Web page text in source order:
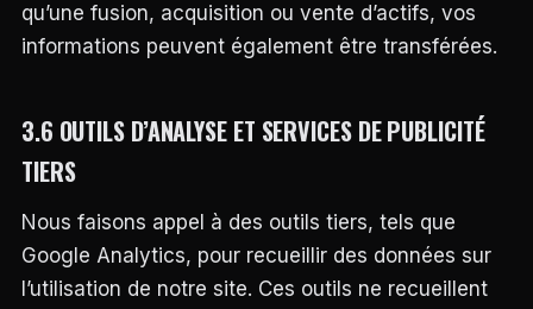
qu’une fusion, acquisition ou vente d’actifs, vos
informations peuvent également être transférées.
3.6 OUTILS D’ANALYSE ET SERVICES DE PUBLICITÉ
TIERS
Nous faisons appel à des outils tiers, tels que
Google Analytics, pour recueillir des données sur
l’utilisation de notre site. Ces outils ne recueillent